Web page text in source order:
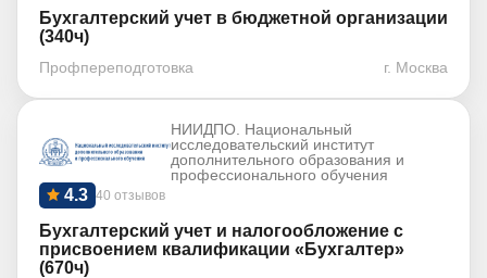
Бухгалтерский учет в бюджетной организации
(340ч)
Профпереподготовка г. Москва
НИИДПО. Национальный
исследовательский институт
дополнительного образования и
профессионального обучения
40 отзывов
4.3
Бухгалтерский учет и налогообложение с
присвоением квалификации «Бухгалтер»
(670ч)